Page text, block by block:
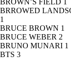
BROWN’S FIELD
BRROWED
1
BRUCE BROWN 1
BRUCE WEBER 2
BRUNO MUNARI 1
BTS 3